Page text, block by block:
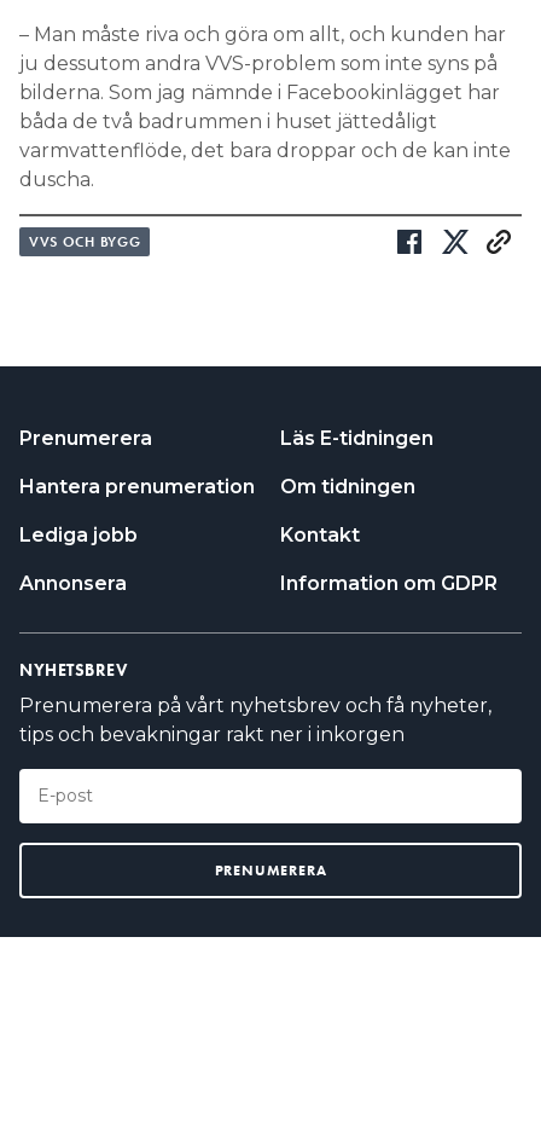
– Man måste riva och göra om allt, och kunden har
ju dessutom andra VVS-problem som inte syns på
bilderna. Som jag nämnde i Facebookinlägget har
båda de två badrummen i huset jättedåligt
varmvattenflöde, det bara droppar och de kan inte
duscha.
VVS OCH BYGG
Prenumerera
Hantera prenumeration
Lediga jobb
Annonsera
Läs E-tidningen
Om tidningen
Kontakt
Information om GDPR
NYHETSBREV
Prenumerera på vårt nyhetsbrev och få nyheter,
tips och bevakningar rakt ner i inkorgen